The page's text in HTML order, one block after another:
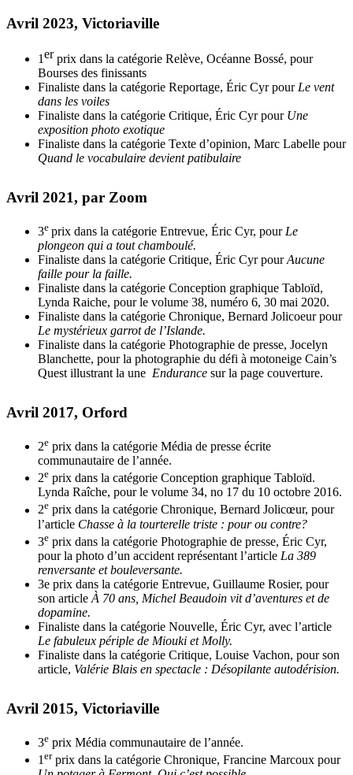
Avril 2023, Victoriaville
1er prix dans la catégorie Relève, Océanne Bossé, pour
Bourses des finissants
Finaliste dans la catégorie Reportage, Éric Cyr pour Le vent
dans les voiles
Finaliste dans la catégorie Critique, Éric Cyr pour Une
exposition photo exotique
Finaliste dans la catégorie Texte d’opinion, Marc Labelle pour
Quand le vocabulaire devient patibulaire
Avril 2021, par Zoom
3e prix dans la catégorie Entrevue, Éric Cyr, pour Le
plongeon qui a tout chamboulé.
Finaliste dans la catégorie Critique, Éric Cyr pourAucune
faille pour la faille.
Finaliste dans la catégorie Conception graphique Tabloïd,
Lynda Raiche, pour le volume 38, numéro 6, 30 mai 2020.
Finaliste dans la catégorie Chronique, Bernard Jolicoeur pour
Le mystérieux garrot de l’Islande.
Finaliste dans la catégorie Photographie de presse, Jocelyn
Blanchette, pour la photographie du défi à motoneige Cain’s
Quest illustrant la une Endurance sur la page couverture.
Avril 2017, Orford
2e prix dans la catégorie Média de presse écrite
communautaire de l’année.
2e prix dans la catégorie Conception graphique Tabloïd.
Lynda Raîche, pour le volume 34, no 17 du 10 octobre 2016.
2e prix dans la catégorie Chronique, Bernard Jolicœur, pour
l’article Chasse à la tourterelle triste : pour ou contre?
3e prix dans la catégorie Photographie de presse, Éric Cyr,
pour la photo d’un accident représentant l’article La 389
renversante et bouleversante.
3e prix dans la catégorie Entrevue, Guillaume Rosier, pour
son article À 70 ans, Michel Beaudoin vit d’aventures et de
dopamine.
Finaliste dans la catégorie Nouvelle, Éric Cyr, avec l’article
Le fabuleux périple de Miouki et Molly.
Finaliste dans la catégorie Critique, Louise Vachon, pour son
article, Valérie Blais en spectacle : Désopilante autodérision.
Avril 2015, Victoriaville
3e prix Média communautaire de l’année.
1erprix dans la catégorie Chronique, Francine Marcoux pour